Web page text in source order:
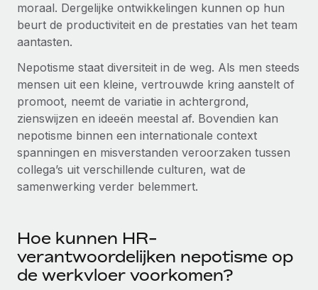
Integraties
Processen stroomlijnen met essentiële zakelijke tools
DIENSTEN
Vraag een expert
Krijg hulp van global HR- en juridische experts
Achtergrondonderzoek
Vereenvoudig het screeningsproces van
kandidaten
Blijf compliance-risico's voor
Apparaatbeheer
Lever en track wereldwijd IT-middelen
Strategische technologiepartners
Integreer global HR flexibel in je platform
Ontdek hoe je met ons kunt samenwerken
Remote Build
Binnenkort beschikbaar
Integraties en advies over AI-automatiseringen
CASESTUDY'S
Webinars
Evenementen
Newsroom
Inzicht in salaris en talent
Inzichtencentrum
Support
Alle bronnen bekijken
BLOG
Global Payroll
EOR en PEO
한국어
moraal. Dergelijke ontwikkelingen kunnen op hun
beurt de productiviteit en de prestaties van het team
aantasten.
Nepotisme staat diversiteit in de weg. Als men steeds
mensen uit een kleine, vertrouwde kring aanstelt of
promoot, neemt de variatie in achtergrond,
zienswijzen en ideeën meestal af. Bovendien kan
nepotisme binnen een internationale context
spanningen en misverstanden veroorzaken tussen
collega’s uit verschillende culturen, wat de
samenwerking verder belemmert.
Hoe kunnen HR-
verantwoordelijken nepotisme op
de werkvloer voorkomen?